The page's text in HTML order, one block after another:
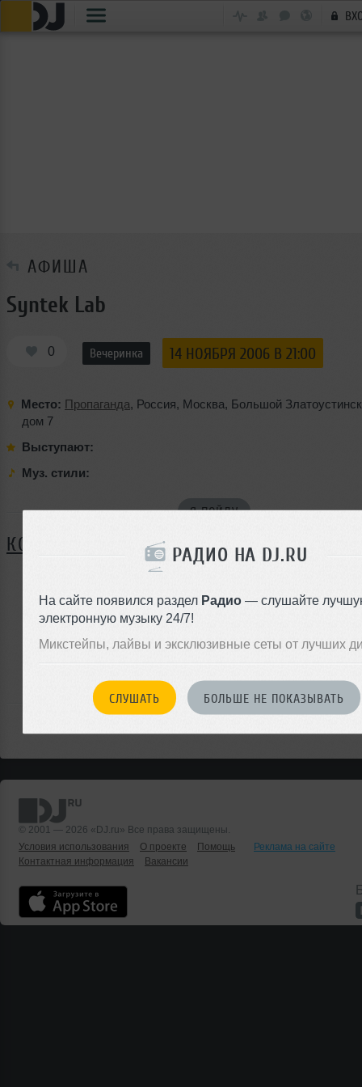
РАДИО НА DJ.RU
На сайте появился раздел Радио — слушайте
электронную музыку 24/7!
Микстейпы, лайвы и эксклюзивные сеты от лучших
СЛУШАТЬ БОЛЬШЕ НЕ ПОКАЗЫВАТЬ
АФИША
Syntek Lab
0 Вечеринка 14 НОЯБРЯ 2006 В 21:00
Место: Пропаганда, Россия, Москва, Большой
дом 7
Выступают:
Муз. стили:
Я ПОЙДУ
КОММЕНТАРИИ
ЗАРЕГИСТРИРУЙТЕСЬ
Или
© 2001 — 2026 «DJ.ru» Все права защищены.
Условия использования
О проекте Помощь
Реклама на сайте
Контактная информация
Вакансии